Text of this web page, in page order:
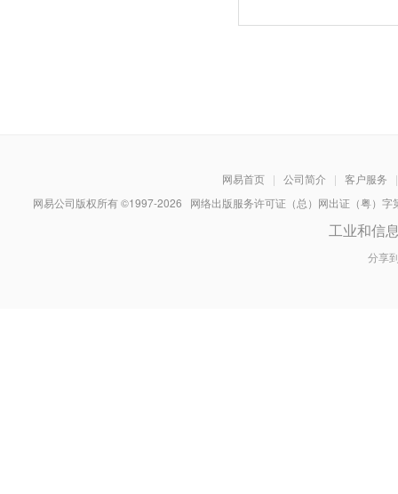
网易首页 | 公司简介 | 客户服务
|
网易公司版权所有 ©1997-2026 网络出版服务许可证（总）网出证（粤）
工业和信
分享